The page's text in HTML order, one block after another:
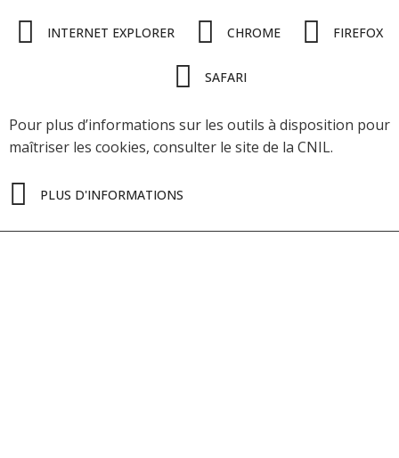
INTERNET EXPLORER CHROME FIREFOX
SAFARI
Pour plus d’informations sur les outils à disposition pour
maîtriser les cookies, consulter le site de la CNIL.
PLUS D'INFORMATIONS